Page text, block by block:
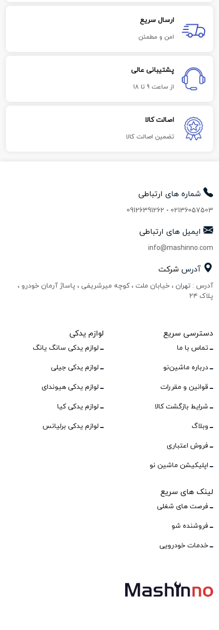
ارسال سریع
امن و مطمئن
پشتیبانی عالی
از ساعت 9 تا 18
اصالت کالا
تضمین اصالت کالا
شماره های ارتباطی
02136057503
-
09126391262
ایمیل های ارتباطی
info@mashinno.com
آدرس شرکت
آدرس : تهران ، خیابان ملت ، کوچه میرشریفی ، پاساژ آرمان خودرو ،
پلاک ۲۴
دسترسی سریع
تماس با ما
درباره ماشین‌نو
قوانین و مقررات
شرایط بازگشت کالا
وبلاگ
فروش اعتباری
اپلیکیشن ماشین نو
لوازم یدکی
لوازم یدکی سانگ یانگ
لوازم یدکی جیلی
لوازم یدکی هیوندای
لوازم یدکی کیا
لوازم یدکی برلیانس
لینک های سریع
فرصت های شغلی
فروشنده شو
خدمات خودرویی